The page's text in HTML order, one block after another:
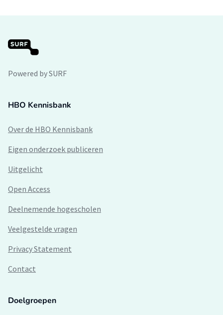
Powered by SURF
HBO Kennisbank
Over de HBO Kennisbank
Eigen onderzoek publiceren
Uitgelicht
Open Access
Deelnemende hogescholen
Veelgestelde vragen
Privacy Statement
Contact
Doelgroepen